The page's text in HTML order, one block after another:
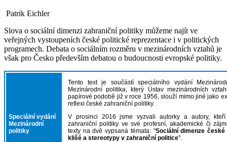
Patrik Eichler
Slova o sociální dimenzi zahraniční politiky můžeme najít ve
veřejných vystoupeních české politické reprezentace i v politických
programech. Debata o sociálním rozměru v mezinárodních vztahů je
však pro Česko především debatou o budoucnosti evropské politiky.
Speciální vydání
Mezinárodní
politiky
Tento text je součástí speciálního vydání
Mezinárodní politika, který Ústav mezinárodních
papírové podobě již v roce 1956, slouží mimo jiné jako
reflexi české zahraniční politiky.
V prosinci 2016 jsme vyzvali autorky a autory,
zahraniční politiky ve své profesní, akademické či
texty na dvě vypsaná témata: "Sociální dimenze
klišé a stereotypy v zahraniční politice".